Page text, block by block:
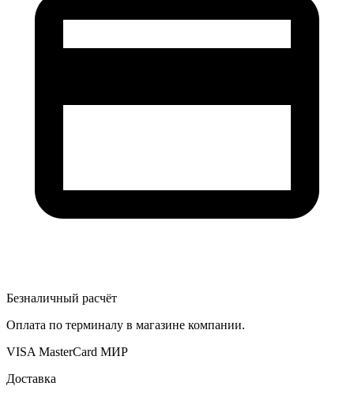
Безналичный расчёт
Оплата по терминалу в магазине компании.
VISA MasterCard МИР
Доставка